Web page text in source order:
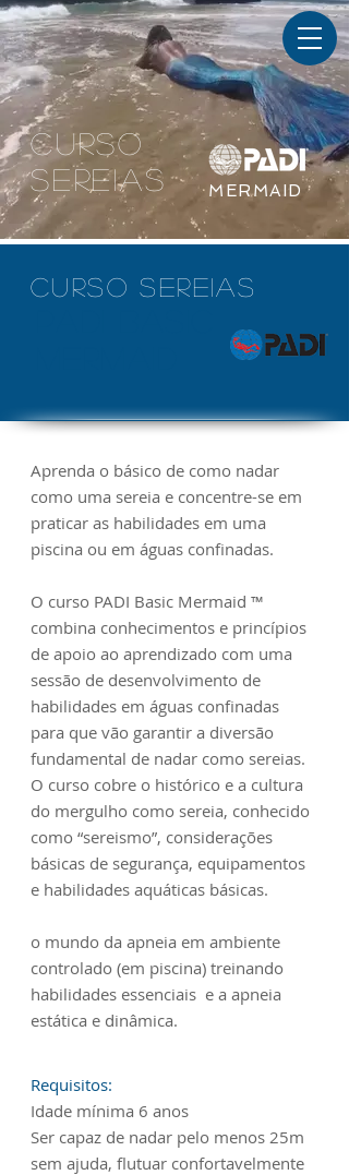
CURSO
SEREIAS
MERMAID
CURSO SEREIAS
Aprenda o básico de como nadar
como uma sereia e concentre-se em
praticar as habilidades em uma
piscina ou em águas confinadas.
O curso PADI Basic Mermaid ™
combina conhecimentos e princípios
de apoio ao aprendizado com uma
sessão de desenvolvimento de
habilidades em águas confinadas
para que vão garantir a diversão
fundamental de nadar como sereias.
O curso cobre o histórico e a cultura
do mergulho como sereia, conhecido
como “sereismo”, considerações
básicas de segurança, equipamentos
e habilidades aquáticas básicas.
o mundo da apneia em ambiente
controlado (em piscina) treinando
habilidades essenciais e a apneia
estática e dinâmica.
Requisitos:
Idade mínima 6 anos
Ser capaz de nadar pelo menos 25m
sem ajuda, flutuar confortavelmente